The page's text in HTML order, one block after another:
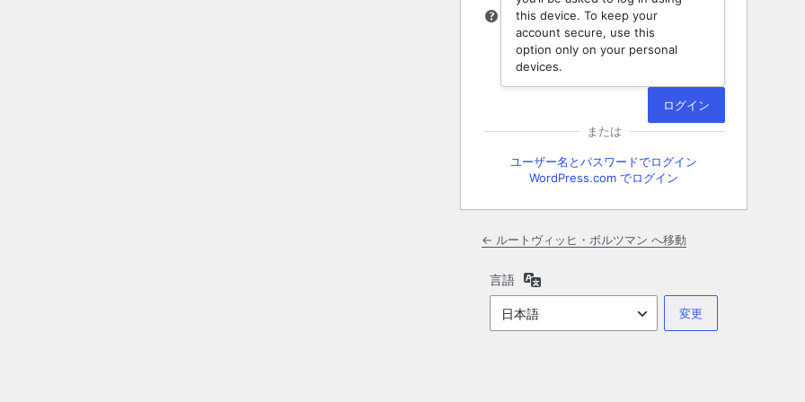
this device. To keep your
account secure, use this
option only on your personal
devices.
または
ユーザー名とパスワードでログイン
WordPress.com でログイン
← ルートヴィッヒ・ボルツマン へ移動
言語